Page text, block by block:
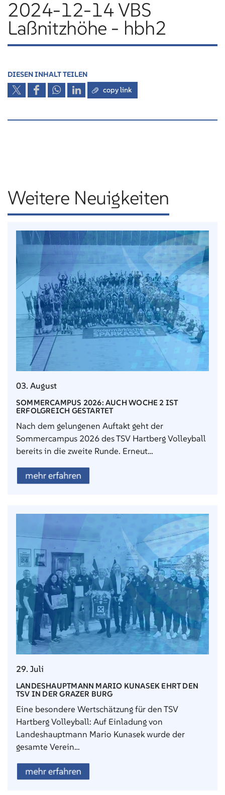
2024-12-14 VBS
Laßnitzhöhe - hbh2
DIESEN INHALT TEILEN
copy link
Weitere Neuigkeiten
03. August
SOMMERCAMPUS 2026: AUCH WOCHE 2 IST
ERFOLGREICH GESTARTET
Nach dem gelungenen Auftakt geht der
Sommercampus 2026 des TSV Hartberg Volleyball
bereits in die zweite Runde. Erneut…
mehr erfahren
29. Juli
LANDESHAUPTMANN MARIO KUNASEK EHRT DEN
TSV IN DER GRAZER BURG
Eine besondere Wertschätzung für den TSV
Hartberg Volleyball: Auf Einladung von
Landeshauptmann Mario Kunasek wurde der
gesamte Verein…
mehr erfahren